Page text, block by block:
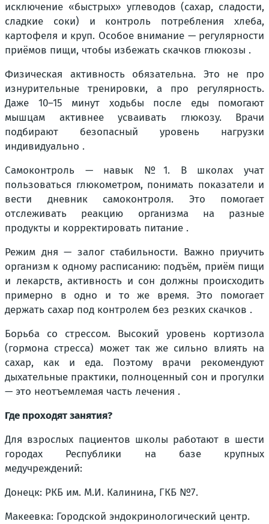
исключение «быстрых» углеводов (сахар, сладости,
сладкие соки) и контроль потребления хлеба,
картофеля и круп. Особое внимание — регулярности
приёмов пищи, чтобы избежать скачков глюкозы .
Физическая активность обязательна. Это не про
изнурительные тренировки, а про регулярность.
Даже 10–15 минут ходьбы после еды помогают
мышцам активнее усваивать глюкозу. Врачи
подбирают безопасный уровень нагрузки
индивидуально .
Самоконтроль — навык №1. В школах учат
пользоваться глюкометром, понимать показатели и
вести дневник самоконтроля. Это помогает
отслеживать реакцию организма на разные
продукты и корректировать питание .
Режим дня — залог стабильности. Важно приучить
организм к одному расписанию: подъём, приём пищи
и лекарств, активность и сон должны происходить
примерно в одно и то же время. Это помогает
держать сахар под контролем без резких скачков .
Борьба со стрессом. Высокий уровень кортизола
(гормона стресса) может так же сильно влиять на
сахар, как и еда. Поэтому врачи рекомендуют
дыхательные практики, полноценный сон и прогулки
— это неотъемлемая часть лечения .
Где проходят занятия?
Для взрослых пациентов школы работают в шести
городах Республики на базе крупных
медучреждений:
Донецк: РКБ им. М.И. Калинина, ГКБ №7.
Макеевка: Городской эндокринологический центр.